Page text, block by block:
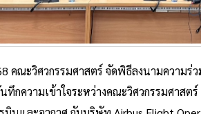
คณะวิศวกรรมศาสตร์ จัดพิธีลงนามความ
กความเข้าใจระหว่างคณะวิศวกรรมศาสต